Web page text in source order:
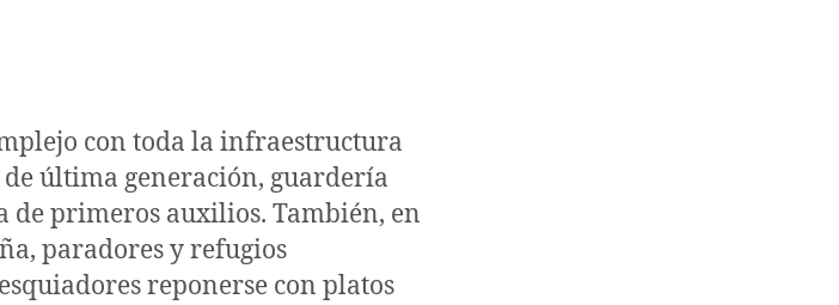
con toda la infraestructura
última generación, guardería
de primeros auxilios. También, en
paradores y refugios
reponerse con platos